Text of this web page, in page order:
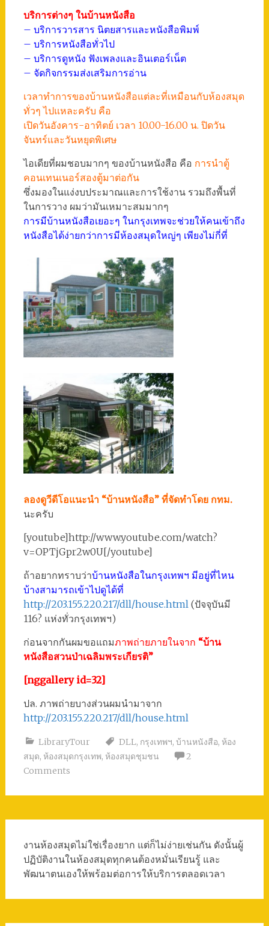
บริการต่างๆ ในบ้านหนังสือ
– บริการวารสาร นิตยสารและหนังสือพิมพ์
– บริการหนังสือทั่วไป
– บริการดูหนัง ฟังเพลงและอินเตอร์เน็ต
– จัดกิจกรรมส่งเสริมการอ่าน
เวลาทำการของบ้านหนังสือแต่ละที่เหมือนกับห้องสมุด
ทั่วๆ ไปแหละครับ คือ
เปิดวันอังคาร-อาทิตย์ เวลา 10.00-16.00 น. ปิดวัน
จันทร์และวันหยุดพิเศษ
ไอเดียที่ผมชอบมากๆ ของบ้านหนังสือ คือ การนำตู้
คอนเทนเนอร์สองตู้มาต่อกัน
ซึ่งมองในแง่งบประมาณและการใช้งาน รวมถึงพื้นที่
ในการวาง ผมว่ามันเหมาะสมมากๆ
การมีบ้านหนังสือเยอะๆ ในกรุงเทพจะช่วยให้คนเข้าถึง
หนังสือได้ง่ายกว่าการมีห้องสมุดใหญ่ๆ เพียงไม่กี่ที่
ลองดูวีดีโอแนะนำ “บ้านหนังสือ” ที่จัดทำโดย กทม.
นะครับ
[youtube]http://www.youtube.com/watch?
v=OPTjGpr2w0U[/youtube]
ถ้าอยากทราบว่าบ้านหนังสือในกรุงเทพฯ มีอยู่ที่ไหน
บ้างสามารถเข้าไปดูได้ที่
http://203.155.220.217/dll/house.html (ปัจจุบันมี
116? แห่งทั่วกรุงเทพฯ)
ก่อนจากกันผมขอแถมภาพถ่ายภายในจาก “บ้าน
หนังสือสวนป่าเฉลิมพระเกียรติ”
[nggallery id=32]
ปล. ภาพถ่ายบางส่วนผมนำมาจาก
http://203.155.220.217/dll/house.html
LibraryTour DLL, กรุงเทพฯ, บ้านหนังสือ, ห้อง
สมุด, ห้องสมุดกรุงเทพ, ห้องสมุดชุมชน
2
Comments
งานห้องสมุดไม่ใช่เรื่องยาก แต่ก็ไม่ง่ายเช่นกัน ดังนั้นผู้
ปฏิบัติงานในห้องสมุดทุกคนต้องหมั่นเรียนรู้ และ
พัฒนาตนเองให้พร้อมต่อการให้บริการตลอดเวลา